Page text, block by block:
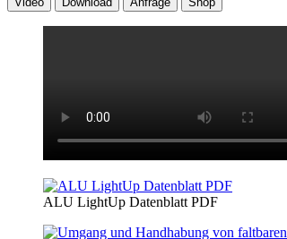
ALU LightUp Datenblatt PDF